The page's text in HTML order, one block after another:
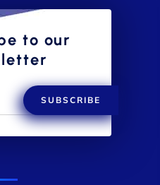
to our
SUBSCRIBE